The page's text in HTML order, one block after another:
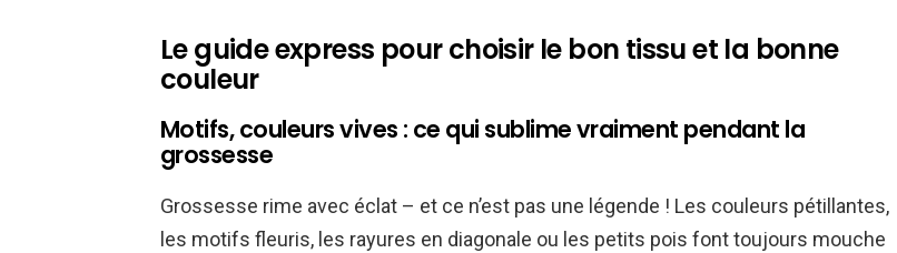
Le guide express pour choisir le bon tissu et la bonne
couleur
Motifs, couleurs vives : ce qui sublime vraiment pendant la
grossesse
Grossesse rime avec éclat – et ce n’est pas une légende ! Les couleurs pétillantes,
les motifs fleuris, les rayures en diagonale ou les petits pois font toujours mouche